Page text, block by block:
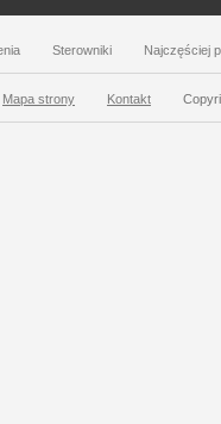
Sterowniki Najczęściej
Mapa strony Kontakt